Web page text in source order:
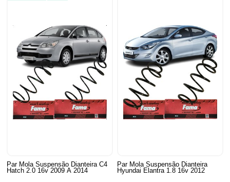
Par Mola Suspensão Dianteira C4
Hatch 2.0 16v 2009 A 2014
Par Mola Suspensão Dianteira
Hyundai Elantra 1.8 16v 2012